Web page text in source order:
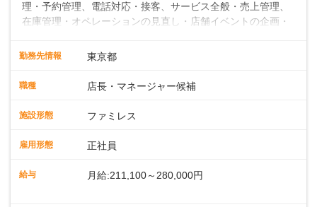
理・予約管理、電話対応・接客、サービス全般・売上管理、
在庫管理・オペレーションの見直し・店舗イベントの企画・
入社後はスキルに合わせた業務からお任せしますので、徐々
向上を目指すDX推進～ ◆すかいらーくのレストランでは、
スタッフの働きやすさをサポートしています。配膳ロボット
や歩行数が約40%も削減されました！また、配膳ロボットに
なDX（デジタルトランスフォーメーション）の取り組みを進
勤務先情報 東京都
職種 店長・マネージャー候補
施設形態 ファミレス
雇用形態 正社員
給与 月給:211,100～280,000円